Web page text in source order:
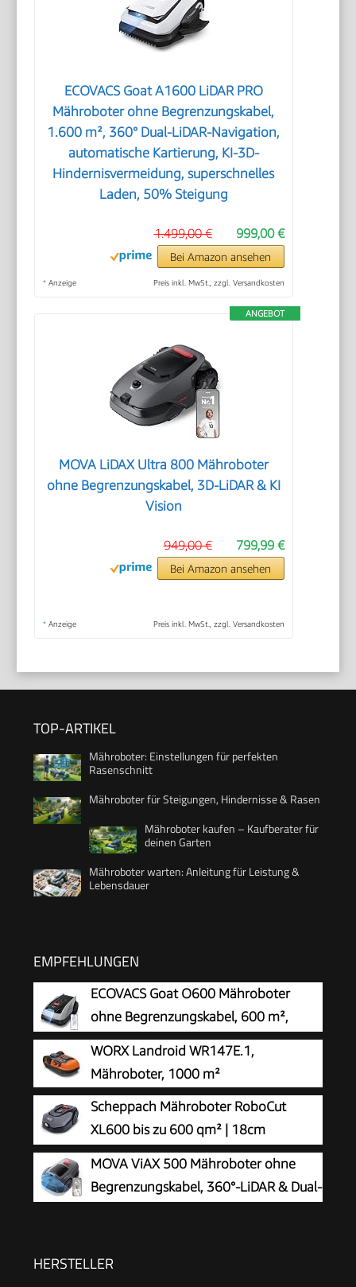
ECOVACS Goat A1600 LiDAR PRO
Mähroboter ohne Begrenzungskabel,
1.600 m², 360° Dual-LiDAR-Navigation,
automatische Kartierung, KI-3D-
Hindernisvermeidung, superschnelles
Laden, 50% Steigung
999,00 €
1.499,00 €
Bei Amazon ansehen
* Anzeige Preis inkl. MwSt., zzgl. Versandkosten
ANGEBOT
MOVA LiDAX Ultra 800 Mähroboter
ohne Begrenzungskabel, 3D-LiDAR & KI
Vision
799,99 €
949,00 €
Bei Amazon ansehen
* Anzeige Preis inkl. MwSt., zzgl. Versandkosten
TOP-ARTIKEL
Mähroboter: Einstellungen für perfekten
Rasenschnitt
Mähroboter für Steigungen, Hindernisse & Rasen
Mähroboter kaufen – Kaufberater für
deinen Garten
Mähroboter warten: Anleitung für Leistung &
Lebensdauer
EMPFEHLUNGEN
ECOVACS Goat O600 Mähroboter
ohne Begrenzungskabel, 600 m²,
RTK+Vision-Navigation,
Rasenmähroboter, KI-Hindernisvermeidung, App
Steuerung, passiert 0,7 m schmale Stellen
WORX Landroid WR147E.1,
Mähroboter, 1000 m²
Scheppach Mähroboter RoboCut
XL600 bis zu 600 qm² | 18cm
Schnittbreite | 20-60 mm Schnitthöhe
| Regensensor | WiFi & BT | App gesteuert | 35%
Steigung | mit Station, 9 Messer, 130m Kabel &
MOVA ViAX 500 Mähroboter ohne
Begrenzungskabel, 360°-LiDAR & Dual-
HERSTELLER